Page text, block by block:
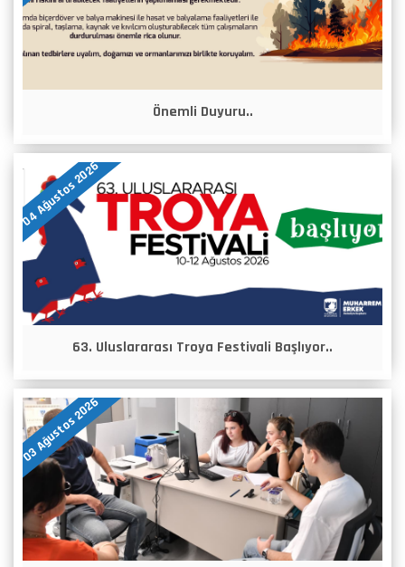
Önemli Duyuru..
04 Ağustos 2026
63. Uluslararası Troya Festivali Başlıyor..
03 Ağustos 2026